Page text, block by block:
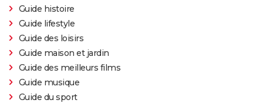
Il était une fois en Amérique
Peter von Kant
Nomadland : synopsis, casting, Oscars, photos,
streaming, avis...
Sound of Metal
Slalom
Guide histoire
Guide lifestyle
Guide des loisirs
Guide maison et jardin
Guide des meilleurs films
Guide musique
Guide du sport